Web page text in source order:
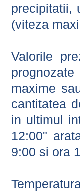
precipitatii,
(viteza
Valorile
maxime
cantitatea
in ultimul
12:00"
9:00 si ora